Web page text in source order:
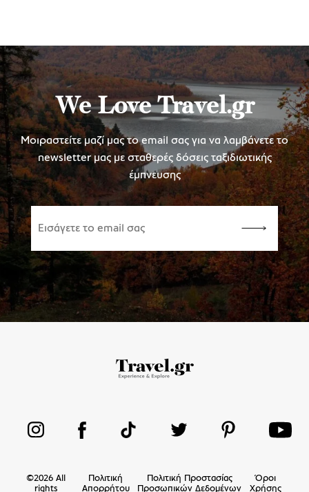
We Love Travel.gr
Μοιραστείτε μαζί μας το email σας για να λαμβάνετε το
newsletter μας με σταθερές δόσεις ταξιδιωτικής
έμπνευσης
©2026 All
rights
Πολιτική
Απορρήτου
Πολιτική Προστασίας
Προσωπικών Δεδομένων
Όροι
Χρήσης